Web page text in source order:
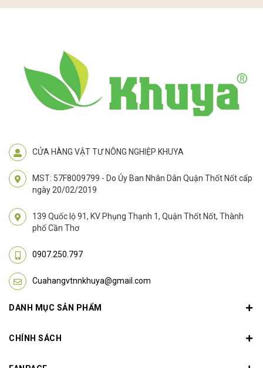
CỬA HÀNG VẬT TƯ NÔNG NGHIỆP KHUYA
MST: 57F8009799 - Do Ủy Ban Nhân Dân Quận Thốt Nốt cấp
ngày 20/02/2019
139 Quốc lộ 91, KV Phụng Thạnh 1, Quận Thốt Nốt, Thành
phố Cần Thơ
0907.250.797
Cuahangvtnnkhuya@gmail.com
DANH MỤC SẢN PHẨM
CHÍNH SÁCH